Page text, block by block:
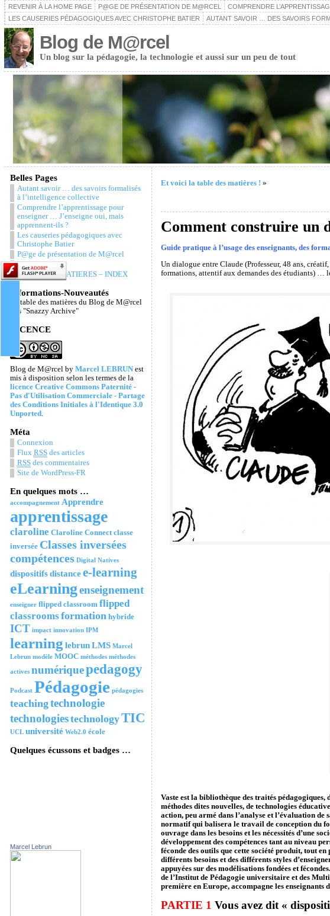
REVENIR À LA HOME PAGE P@GE DE PRÉSENTATION DE M@RCEL COMPRENDRE
LES CAUSERIES PÉDAGOGIQUES AVEC CHRISTOPHE BATIER
AUTANT SAVOIR … DES SAVOIRS
Blog de M@rcel
Un blog sur la pédagogie, la technologie et aussi sur un peu de tout
Belles Pages
Autant savoir … des savoirs formalisés
à l’intelligence collective
Comprendre l’apprentissage pour
enseigner … J’enseigne oui, mais
apprennent-ils ?
Les causeries pédagogiques avec
Christophe Batier
P@ge de présentation de M@rcel
Snazzy Archive
TABLE DES MATIERES – INDEX
Informations-Nouveautés
La table des matières du Blog de M@rcel
Les "Snazzy Archive"
LICENCE
Blog de M@rcelby Marcel LEBRUNest
mis à disposition selon les termes de la
licence Creative Commons Paternité -
Pas d'Utilisation Commerciale - Partage
des Conditions Initiales à l'Identique 3.0
Unported.
Méta
Connexion
Flux RSSdes articles
RSSdes commentaires
Site de WordPress-FR
En quelques mots …
accompagnement Apprendre
apprentissage
claroline Claroline Connect classe
inversée Classes inversées
compétences Digital Natives
dispositifsdistancee-learning
eLearningenseignement
enseigner flipped classroom flipped
classroomsformation hybride
ICT impact innovation IPM
learning lebrunLMS Marcel
Lebrun modèle MOOC méthodes méthodes
actives numériquepedagogy
Podcast Pédagogie pédagogies
teachingtechnologie
technologiestechnologyTIC
UCL université Web2.0 école
Quelques écussons et badges …
Marcel Lebrun
Et voici la table des matières ! »
Comment construire un
Guide pratique à l’usage des enseignants, des
Un dialogue entre Claude (Professeur, 48 ans,
formations, attentif aux demandes des étudiants) …
Vaste est la bibliothèque des traités pédagogiques,
méthodes dites nouvelles, de technologies
action, peu armé dans l’analyse et l’évaluation
normatif qui balisera le travail de conception du
ouvrage dans les besoins et les nécessités d’une
développement des compétences tant au niveau
féconde des outils que cette société produit, tout
différents besoins et des différents styles
appuyées sur des modélisations fondées et
de l’Institut de Pédagogie universitaire et des
première en Europe, accompagne les enseignants
PARTIE 1 Vous avez dit «